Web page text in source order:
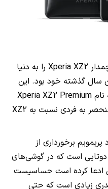
Xperia XZ2 را به دنیا
سال گذشته خود بود. این
Xperia XZ2 Premium
به فردی نسبت به XZ2
برخورداری از
دوتایی است که در گوشی‌های
ادعا کرده است حساسیست
زیادی است که حتی